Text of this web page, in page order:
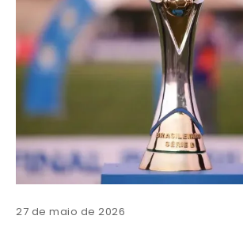
27 de maio de 2026